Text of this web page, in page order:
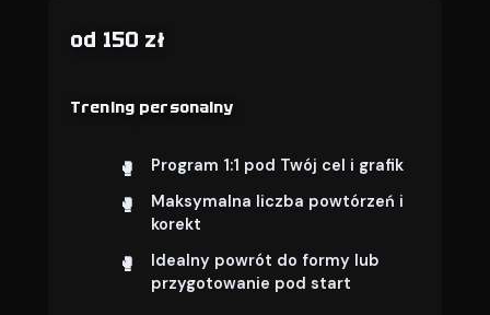
od 150 zł
Trening personalny
Program 1:1 pod Twój cel i grafik
Maksymalna liczba powtórzeń i
korekt
Idealny powrót do formy lub
przygotowanie pod start